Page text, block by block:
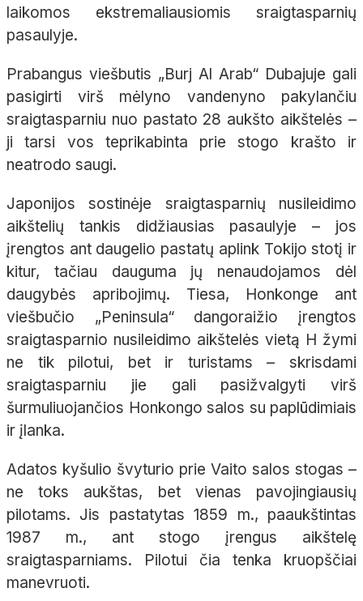
laikomos ekstremaliausiomis sraigtasparnių
pasaulyje.
Prabangus viešbutis „Burj Al Arab“ Dubajuje gali
pasigirti virš mėlyno vandenyno pakylančiu
sraigtasparniu nuo pastato 28 aukšto aikštelės –
ji tarsi vos teprikabinta prie stogo krašto ir
neatrodo saugi.
Japonijos sostinėje sraigtasparnių nusileidimo
aikštelių tankis didžiausias pasaulyje – jos
įrengtos ant daugelio pastatų aplink Tokijo stotį ir
kitur, tačiau dauguma jų nenaudojamos dėl
daugybės apribojimų. Tiesa, Honkonge ant
viešbučio „Peninsula“ dangoraižio įrengtos
sraigtasparnio nusileidimo aikštelės vietą H žymi
ne tik pilotui, bet ir turistams – skrisdami
sraigtasparniu jie gali pasižvalgyti virš
šurmuliuojančios Honkongo salos su paplūdimiais
ir įlanka.
Adatos kyšulio švyturio prie Vaito salos stogas –
ne toks aukštas, bet vienas pavojingiausių
pilotams. Jis pastatytas 1859 m., paaukštintas
1987 m., ant stogo įrengus aikštelę
sraigtasparniams. Pilotui čia tenka kruopščiai
manevruoti.